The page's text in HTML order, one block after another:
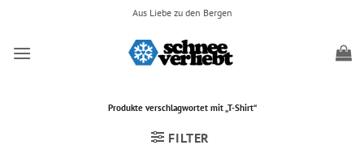
springen
Aus Liebe zu den Bergen
Produkte verschlagwortet mit „T-Shirt“
FILTER